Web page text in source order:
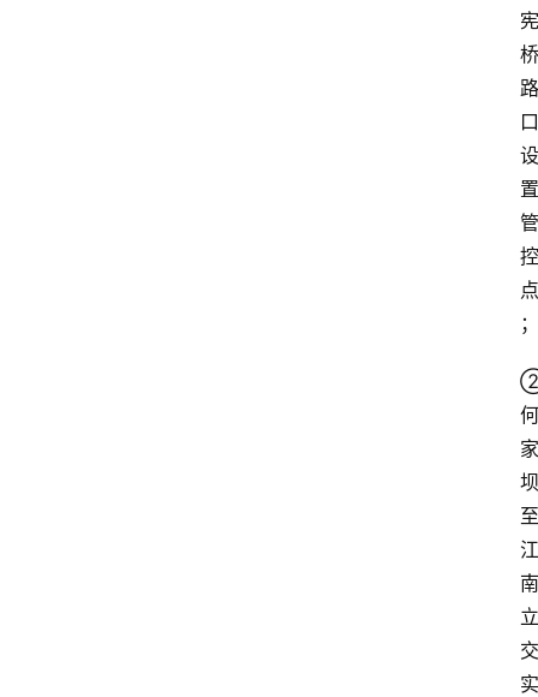
宪
桥
路
口
设
置
管
控
点
；
何
家
坝
至
江
南
立
交
实